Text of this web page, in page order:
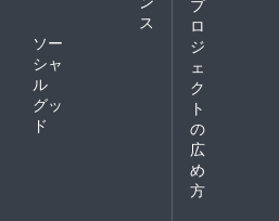
ス
ソー
シャ
ル
グッ
ド
プ
ロ
ジ
ェ
ク
ト
の
広
め
方